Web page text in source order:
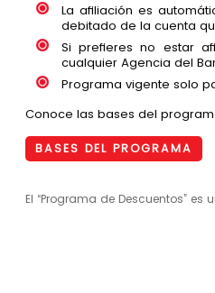
La afiliación es
debitado de la cuenta
Si prefieres no estar
cualquier Agencia del
Programa vigente solo
Conoce las bases del
BASES DEL PROGRAMA
El “Programa de Descuentos”